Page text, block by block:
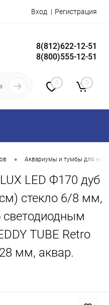
Вход Регистрация
8(812)622-12-51
8(800)555-12-51
0 0
• Аквариумы и тумбы для них
LED Ф170 дуб
стекло 6/8 мм,
светодиодным
TUBE Retro
мм, аквар.